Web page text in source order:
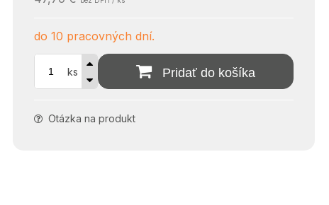
do 10 pracovných dní.
ks Pridať do košíka
Otázka na produkt